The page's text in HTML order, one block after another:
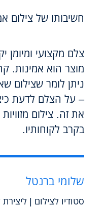
חשיבותו של צילום
צלם מקצועי ומיומן
מוצר הוא אמינות.
ניתן לומר שצילום
– על הצלם לדעת
את זה. צילום
בקרב לקוחותיו.
שלומי ברנטל
סטודיו לצילום |